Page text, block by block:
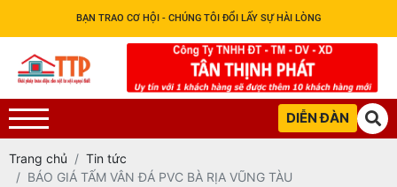
BẠN TRAO CƠ HỘI - CHÚNG TÔI ĐỔI LẤY SỰ HÀI LÒNG
DIỄN ĐÀN
Trang chủ
Tin tức
BÁO GIÁ TẤM VÂN ĐÁ PVC BÀ RỊA VŨNG TÀU